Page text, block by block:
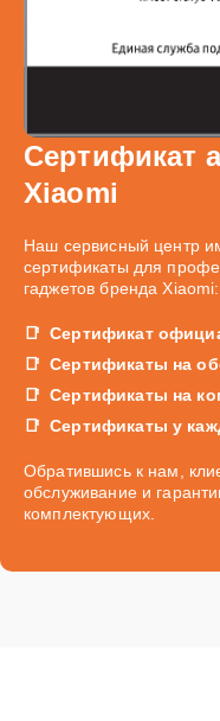
Сертификат
Xiaomi
Наш сервисный центр
сертификаты для
гаджетов бренда Xiaomi:
Сертификат
Сертификаты на
Сертификаты на
Сертификаты у
Обратившись к нам,
обслуживание и
комплектующих.